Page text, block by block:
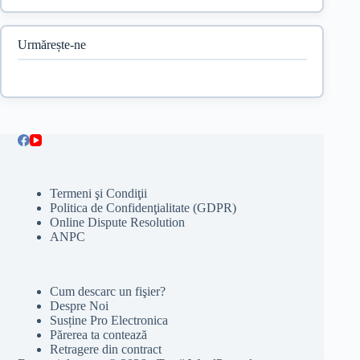
Urmărește-ne
Termeni şi Condiţii
Politica de Confidenţialitate (GDPR)
Online Dispute Resolution
ANPC
Cum descarc un fişier?
Despre Noi
Susține Pro Electronica
Părerea ta contează
Retragere din contract